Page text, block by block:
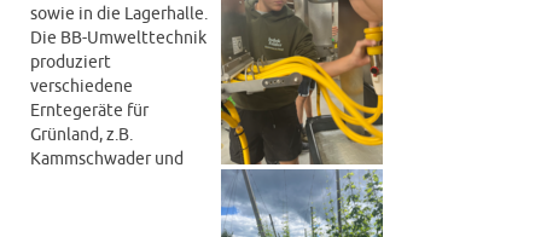
sowie in die Lagerhalle.
Die BB-Umwelttechnik
produziert
verschiedene
Erntegeräte für
Grünland, z.B.
Kammschwader und